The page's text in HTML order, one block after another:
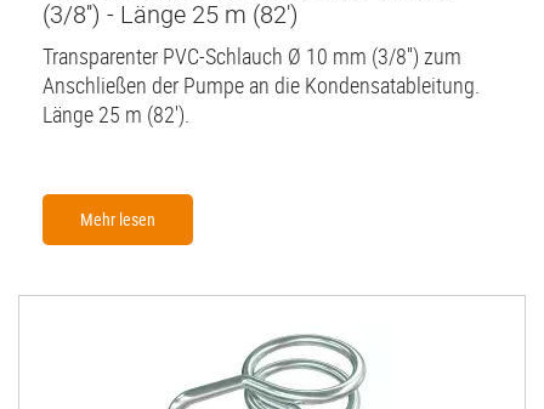
(3/8'') - Länge 25 m (82')
Transparenter PVC-Schlauch Ø 10 mm (3/8'') zum
Anschließen der Pumpe an die Kondensatableitung.
Länge 25 m (82').
Mehr lesen